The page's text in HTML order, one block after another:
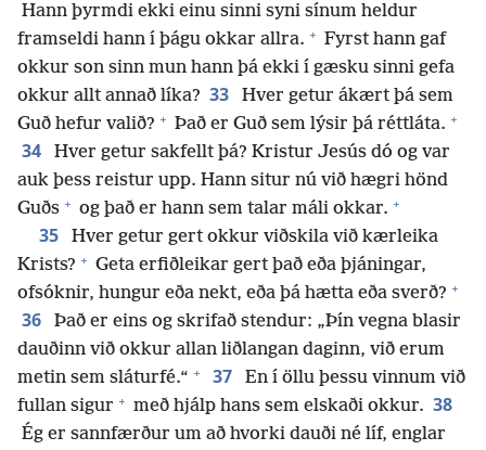
Hann þyrmdi ekki einu sinni syni sínum heldur
framseldi hann í þágu okkar allra. + Fyrst hann gaf
okkur son sinn mun hann þá ekki í gæsku sinni gefa
okkur allt annað líka? 33
Hver getur ákært þá sem
Guð hefur valið? + Það er Guð sem lýsir þá réttláta. +
34
Hver getur sakfellt þá? Kristur Jesús dó og var
auk þess reistur upp. Hann situr nú við hægri hönd
Guðs + og það er hann sem talar máli okkar. +
35
Hver getur gert okkur viðskila við kærleika
Krists? + Geta erfiðleikar gert það eða þjáningar,
ofsóknir, hungur eða nekt, eða þá hætta eða sverð? +
36
Það er eins og skrifað stendur: „Þín vegna blasir
dauðinn við okkur allan liðlangan daginn, við erum
metin sem sláturfé.“ + 37
En í öllu þessu vinnum við
fullan sigur + með hjálp hans sem elskaði okkur. 38
Ég er sannfærður um að hvorki dauði né líf, englar